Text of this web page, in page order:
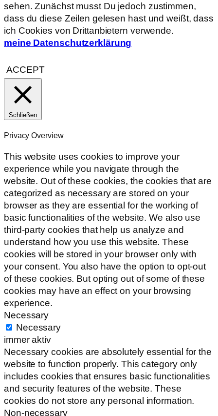
sehen. Zunächst musst Du jedoch zustimmen,
dass du diese Zeilen gelesen hast und weißt, dass
ich Cookies von Drittanbietern verwende.
meine Datenschutzerklärung
ACCEPT
Schließen
Privacy Overview
This website uses cookies to improve your
experience while you navigate through the
website. Out of these cookies, the cookies that are
categorized as necessary are stored on your
browser as they are essential for the working of
basic functionalities of the website. We also use
third-party cookies that help us analyze and
understand how you use this website. These
cookies will be stored in your browser only with
your consent. You also have the option to opt-out
of these cookies. But opting out of some of these
cookies may have an effect on your browsing
experience.
Necessary
Necessary
immer aktiv
Necessary cookies are absolutely essential for the
website to function properly. This category only
includes cookies that ensures basic functionalities
and security features of the website. These
cookies do not store any personal information.
Non-necessary